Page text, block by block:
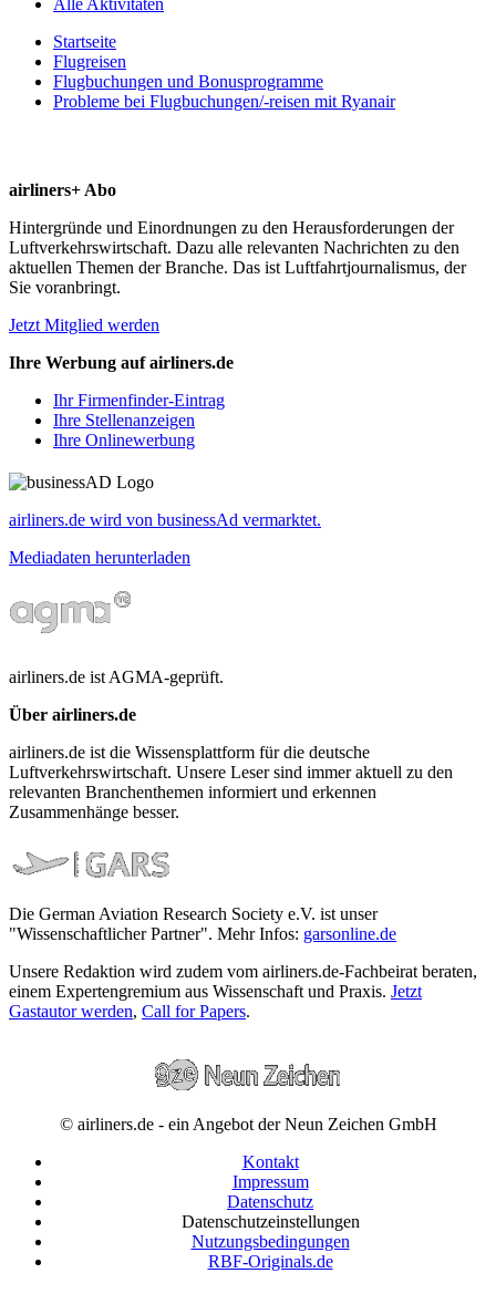
Startseite
Flugreisen
Flugbuchungen und Bonusprogramme
Probleme bei Flugbuchungen/-reisen mit Ryanair
airliners+ Abo
Hintergründe und Einordnungen zu den Herausforderungen der
Luftverkehrswirtschaft. Dazu alle relevanten Nachrichten zu den
aktuellen Themen der Branche. Das ist Luftfahrtjournalismus, der
Sie voranbringt.
Jetzt Mitglied werden
Ihre Werbung auf airliners.de
Ihr Firmenfinder-Eintrag
Ihre Stellenanzeigen
Ihre Onlinewerbung
airliners.de wird von businessAd vermarktet.
Mediadaten herunterladen
airliners.de ist AGMA-geprüft.
Über airliners.de
airliners.de ist die Wissensplattform für die deutsche
Luftverkehrswirtschaft. Unsere Leser sind immer aktuell zu den
relevanten Branchenthemen informiert und erkennen
Zusammenhänge besser.
Die German Aviation Research Society e.V. ist unser
"Wissenschaftlicher Partner". Mehr Infos: garsonline.de
Unsere Redaktion wird zudem vom airliners.de-Fachbeirat beraten,
einem Expertengremium aus Wissenschaft und Praxis. Jetzt
Gastautor werden, Call for Papers.
© airliners.de - ein Angebot der Neun Zeichen GmbH
Kontakt
Impressum
Datenschutz
Datenschutzeinstellungen
Nutzungsbedingungen
RBF-Originals.de